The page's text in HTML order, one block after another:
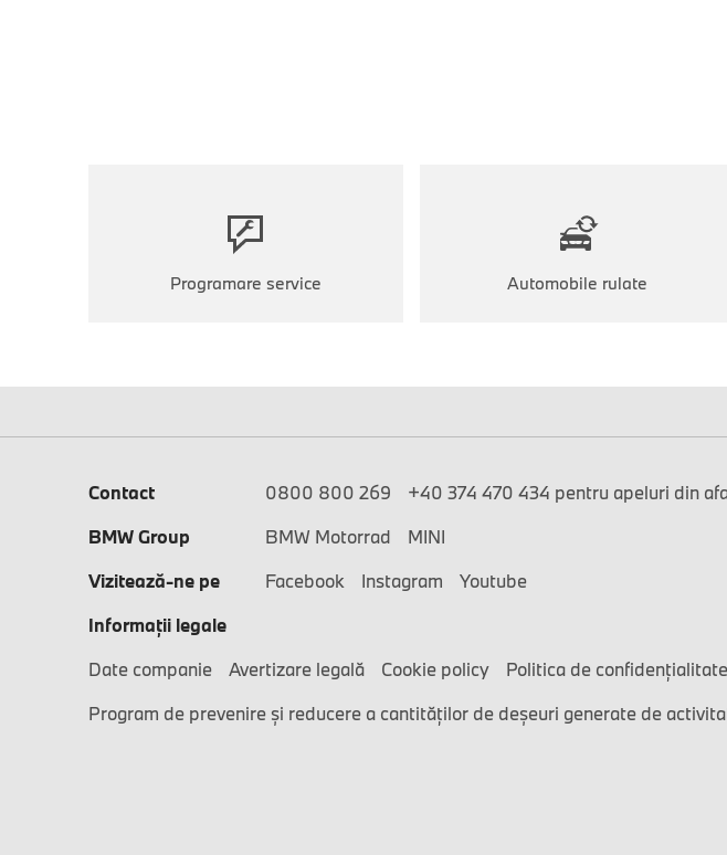
Programare service Automobile rulate
Contact 0800 800 269 +40 374 470 434 pentru apeluri din
BMW Group
BMW Motorrad
MINI
Vizitează-ne pe
Facebook Instagram
Youtube
Informaţii legale
Date companie
Avertizare legală Cookie policy
Politica de confidențialitate
Program de prevenire și reducere a cantităților de deșeuri generate de